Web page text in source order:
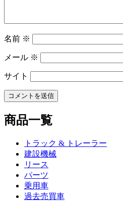
名前 ※
メール ※
サイト
商品一覧
トラック & トレーラー
建設機械
リース
パーツ
乗用車
過去売買車